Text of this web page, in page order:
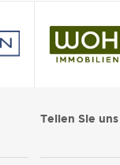
Teilen Sie